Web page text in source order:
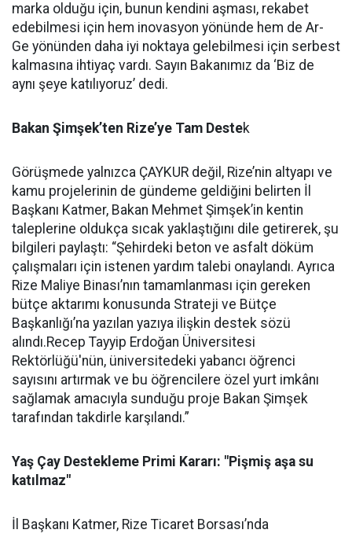
marka olduğu için, bunun kendini aşması, rekabet
edebilmesi için hem inovasyon yönünde hem de Ar-
Ge yönünden daha iyi noktaya gelebilmesi için serbest
kalmasına ihtiyaç vardı. Sayın Bakanımız da ‘Biz de
aynı şeye katılıyoruz’ dedi.
Bakan Şimşek’ten Rize’ye Tam Destek
Görüşmede yalnızca ÇAYKUR değil, Rize’nin altyapı ve
kamu projelerinin de gündeme geldiğini belirten İl
Başkanı Katmer, Bakan Mehmet Şimşek’in kentin
taleplerine oldukça sıcak yaklaştığını dile getirerek, şu
bilgileri paylaştı: “Şehirdeki beton ve asfalt döküm
çalışmaları için istenen yardım talebi onaylandı. Ayrıca
Rize Maliye Binası’nın tamamlanması için gereken
bütçe aktarımı konusunda Strateji ve Bütçe
Başkanlığı’na yazılan yazıya ilişkin destek sözü
alındı.Recep Tayyip Erdoğan Üniversitesi
Rektörlüğü'nün, üniversitedeki yabancı öğrenci
sayısını artırmak ve bu öğrencilere özel yurt imkânı
sağlamak amacıyla sunduğu proje Bakan Şimşek
tarafından takdirle karşılandı.”
Yaş Çay Destekleme Primi Kararı: "Pişmiş aşa su
katılmaz"
İl Başkanı Katmer, Rize Ticaret Borsası’nda